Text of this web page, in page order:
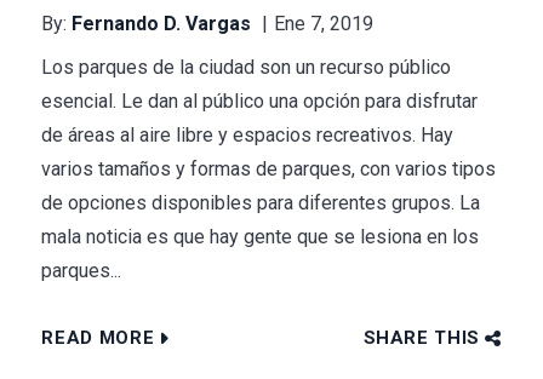
By: Fernando D. Vargas
Ene 7, 2019
Los parques de la ciudad son un recurso público
esencial. Le dan al público una opción para disfrutar
de áreas al aire libre y espacios recreativos. Hay
varios tamaños y formas de parques, con varios tipos
de opciones disponibles para diferentes grupos. La
mala noticia es que hay gente que se lesiona en los
parques...
READ MORE SHARE THIS